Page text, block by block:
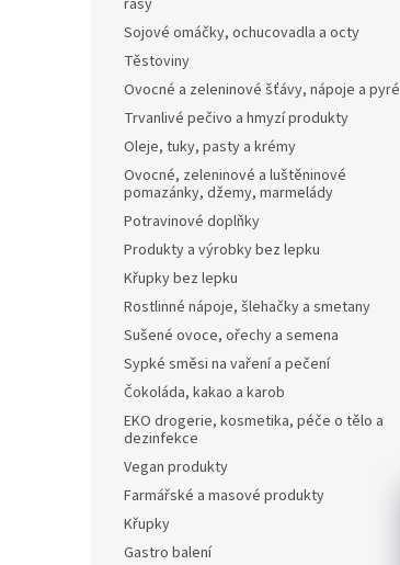
řasy
Sojové omáčky, ochucovadla a octy
Těstoviny
Ovocné a zeleninové šťávy, nápoje a pyré
Trvanlivé pečivo a hmyzí produkty
Oleje, tuky, pasty a krémy
Ovocné, zeleninové a luštěninové
pomazánky, džemy, marmelády
Potravinové doplňky
Produkty a výrobky bez lepku
Křupky bez lepku
Rostlinné nápoje, šlehačky a smetany
Sušené ovoce, ořechy a semena
Sypké směsi na vaření a pečení
Čokoláda, kakao a karob
EKO drogerie, kosmetika, péče o tělo a
dezinfekce
Vegan produkty
Farmářské a masové produkty
Křupky
Gastro balení